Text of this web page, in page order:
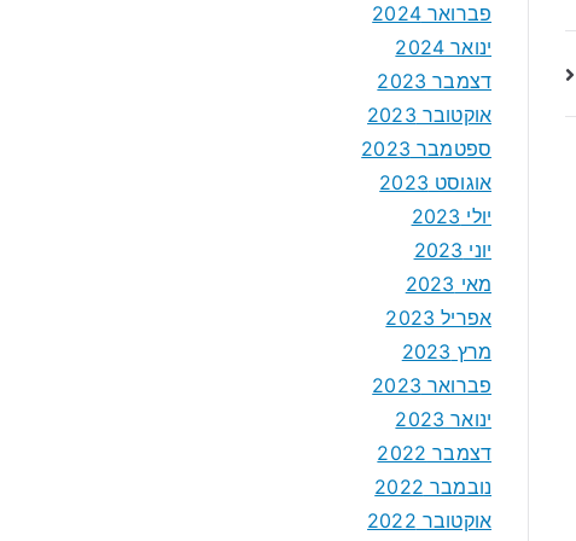
פברואר 2024
ינואר 2024
דצמבר 2023
אוקטובר 2023
ספטמבר 2023
אוגוסט 2023
יולי 2023
יוני 2023
מאי 2023
אפריל 2023
מרץ 2023
פברואר 2023
ינואר 2023
דצמבר 2022
נובמבר 2022
אוקטובר 2022